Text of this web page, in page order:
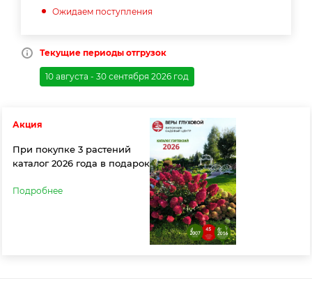
Ожидаем поступления
Текущие периоды отгрузок
10 августа - 30 сентября 2026 год
Акция
При покупке 3 растений
каталог 2026 года в подарок
Подробнее